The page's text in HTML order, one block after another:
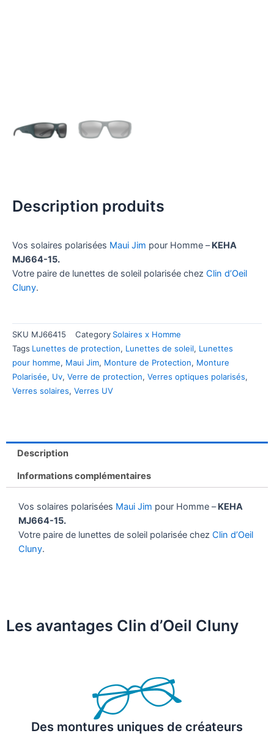
Description produits
Vos solaires polarisées Maui Jim pour Homme –KEHA
MJ664-15.
Votre paire de lunettes de soleil polarisée chez Clin d’Oeil
Cluny.
SKU MJ66415 Category Solaires x Homme
Tags Lunettes de protection, Lunettes de soleil, Lunettes
pour homme, Maui Jim, Monture de Protection, Monture
Polarisée, Uv, Verre de protection, Verres optiques polarisés,
Verres solaires, Verres UV
Description
Informations complémentaires
Vos solaires polarisées Maui Jim pour Homme –KEHA
MJ664-15.
Votre paire de lunettes de soleil polarisée chez Clin d’Oeil
Cluny.
Les avantages Clin d’Oeil Cluny
Des montures uniques de créateurs